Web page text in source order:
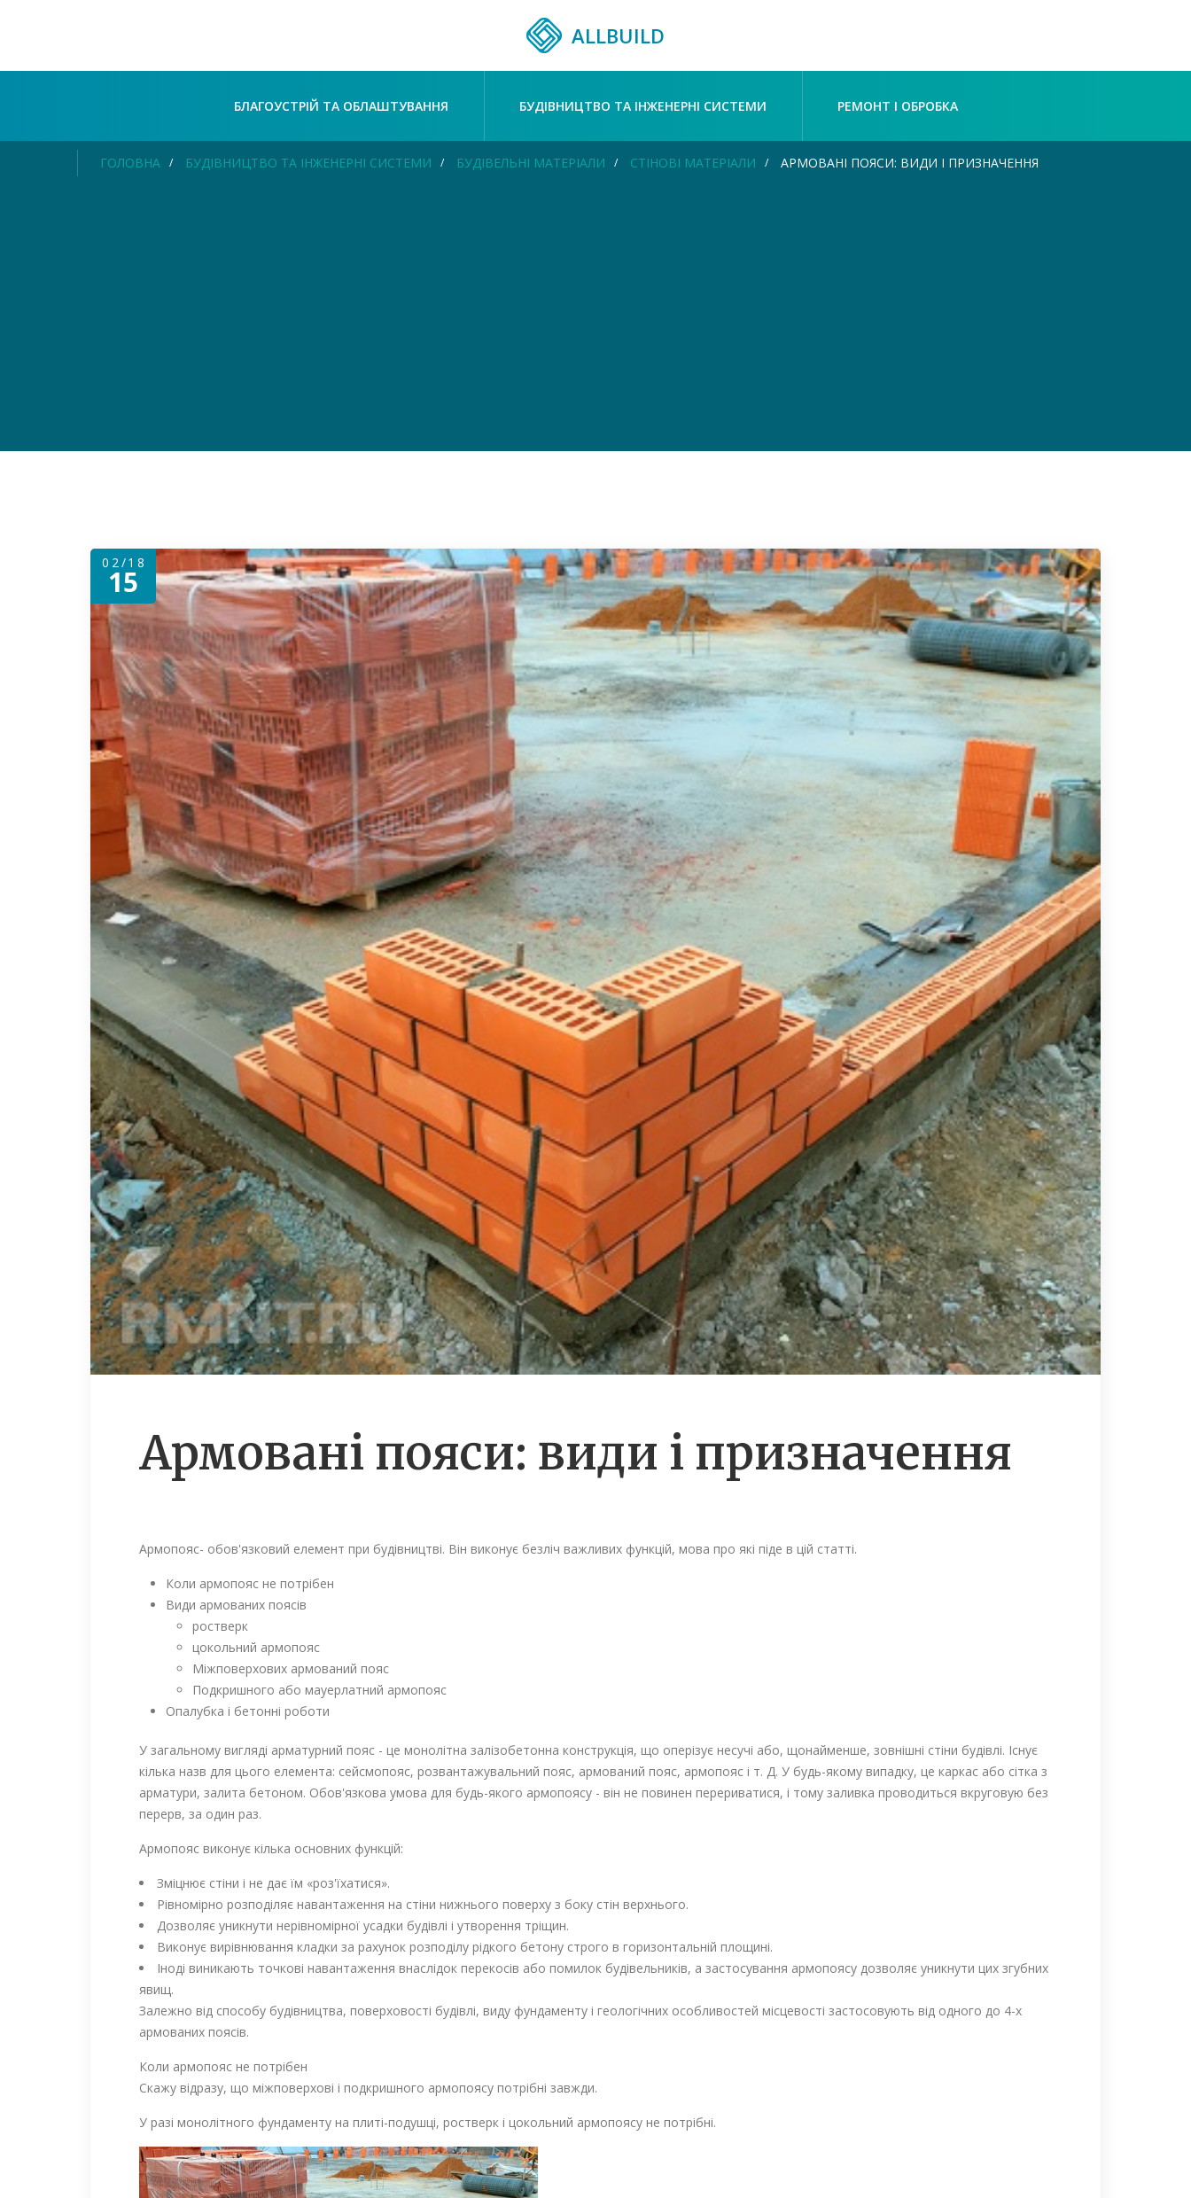
ALLBUILD
БЛАГОУСТРІЙ ТА ОБЛАШТУВАННЯ БУДІВНИЦТВО ТА ІНЖЕНЕРНІ СИСТЕМИ РЕМОНТ І ОБРОБКА
ГОЛОВНА БУДІВНИЦТВО ТА ІНЖЕНЕРНІ СИСТЕМИ БУДІВЕЛЬНІ МАТЕРІАЛИ СТІНОВІ МАТЕРІАЛИ АРМОВАНІ ПОЯСИ: ВИДИ І ПРИЗНАЧЕННЯ
02/18
15
Армовані пояси: види і призначення
Армопояс- обов'язковий елемент при будівництві. Він виконує безліч важливих функцій, мова про які піде в цій статті.
Коли армопояс не потрібен
Види армованих поясів
ростверк
цокольний армопояс
Міжповерхових армований пояс
Подкришного або мауерлатний армопояс
Опалубка і бетонні роботи
У загальному вигляді арматурний пояс - це монолітна залізобетонна конструкція, що оперізує несучі або, щонайменше, зовнішні стіни будівлі. Існує
кілька назв для цього елемента: сейсмопояс, розвантажувальний пояс, армований пояс, армопояс і т. Д. У будь-якому випадку, це каркас або сітка з
арматури, залита бетоном. Обов'язкова умова для будь-якого армопоясу - він не повинен перериватися, і тому заливка проводиться вкруговую без
перерв, за один раз.
Армопояс виконує кілька основних функцій:
Зміцнює стіни і не дає їм «роз'їхатися».
Рівномірно розподіляє навантаження на стіни нижнього поверху з боку стін верхнього.
Дозволяє уникнути нерівномірної усадки будівлі і утворення тріщин.
Виконує вирівнювання кладки за рахунок розподілу рідкого бетону строго в горизонтальній площині.
Іноді виникають точкові навантаження внаслідок перекосів або помилок будівельників, а застосування армопоясу дозволяє уникнути цих згубних
явищ.
Залежно від способу будівництва, поверховості будівлі, виду фундаменту і геологічних особливостей місцевості застосовують від одного до 4-х
армованих поясів.
Коли армопояс не потрібен
Скажу відразу, що міжповерхові і подкришного армопоясу потрібні завжди.
У разі монолітного фундаменту на плиті-подушці, ростверк і цокольний армопоясу не потрібні.